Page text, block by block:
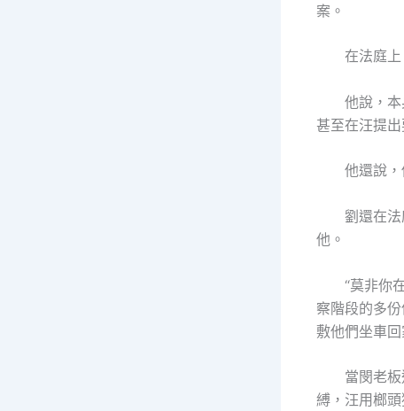
案。
在法庭上，
他說，本身
甚至在汪提
他還說，
劉還在法庭
他。
“莫非你在
察階段的多
敷他們坐車
當閔老板
縛，汪用榔